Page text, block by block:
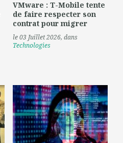
VMware : T-Mobile tente
de faire respecter son
contrat pour migrer
le 03 Juillet 2026, dans
Technologies